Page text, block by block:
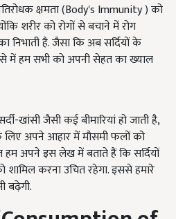
क्षमता (Body's Immunity ) को
शरीर को रोगों से बचाने में रोग
निभाती है. जैसा कि अब सर्दियों के
में हम सभी को अपनी सेहत का ख्याल
खांसी जैसी कई बीमारियां हो जाती है,
लिए अपने आहार में मौसमी फलों को
अपने इस लेख में बताते हैं कि सर्दियों
करना उचित रहेगा. इससे हमारे
बढ़ेगी.